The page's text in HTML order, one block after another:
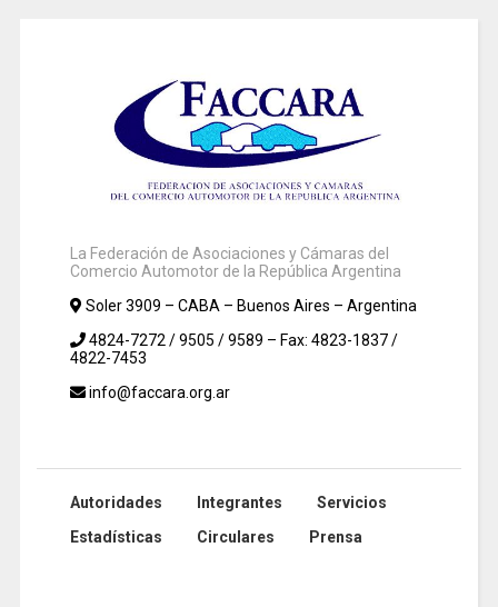
La Federación de Asociaciones y Cámaras del
Comercio Automotor de la República Argentina
Soler 3909 – CABA – Buenos Aires – Argentina
4824-7272 / 9505 / 9589 – Fax: 4823-1837 /
4822-7453
info@faccara.org.ar
Autoridades Integrantes
Servicios
Estadísticas
Circulares Prensa